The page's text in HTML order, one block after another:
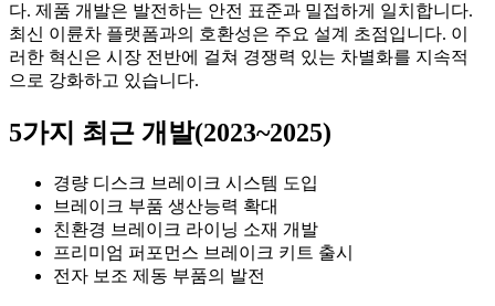
다. 제품 개발은 발전하는 안전 표준과 밀접하게 일치합니다.
최신 이륜차 플랫폼과의 호환성은 주요 설계 초점입니다. 이
러한 혁신은 시장 전반에 걸쳐 경쟁력 있는 차별화를 지속적
으로 강화하고 있습니다.
5가지 최근 개발(2023~2025)
경량 디스크 브레이크 시스템 도입
브레이크 부품 생산능력 확대
친환경 브레이크 라이닝 소재 개발
프리미엄 퍼포먼스 브레이크 키트 출시
전자 보조 제동 부품의 발전